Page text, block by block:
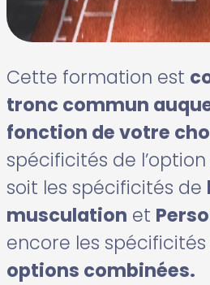
Cette formation est
tronc commun
fonction de votre
spécificités de
soit les spécificités de
musculation et
encore les spécificités
options combinées.